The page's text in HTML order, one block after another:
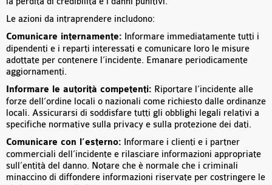
Le azioni da intraprendere includono:
Comunicare internamente: Informare immediatamente tutti i
dipendenti e i reparti interessati e comunicare loro le misure
adottate per contenere l’incidente. Emanare periodicamente
aggiornamenti.
Informare le autorità competenti: Riportare l’incidente alle
forze dell’ordine locali o nazionali come richiesto dalle ordinanze
locali. Assicurarsi di soddisfare tutti gli obblighi legali relativi a
specifiche normative sulla privacy e sulla protezione dei dati.
Comunicare con l’esterno: Informare i clienti e i partner
commerciali dell’incidente e rilasciare informazioni appropriate
sull’entità del danno. Notare che è normale che i criminali
minaccino di diffondere informazioni riservate per costringere le